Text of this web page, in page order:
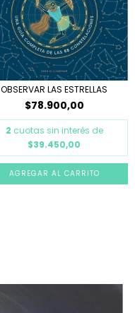
OBSERVAR LAS ESTRELLAS
$78.900,00
2 cuotas sin interés de
$39.450,00